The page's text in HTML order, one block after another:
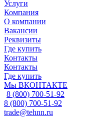
Услуги
Компания
О компании
Вакансии
Реквизиты
Где купить
Контакты
Контакты
Где купить
Мы ВКОНТАКТЕ
8 (800) 700-51-92
8 (800) 700-51-92
trade@tehnn.ru